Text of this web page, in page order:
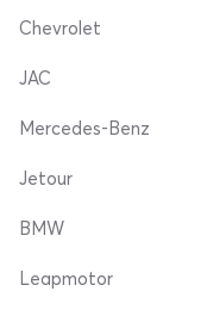
Chevrolet
JAC
Mercedes-Benz
Jetour
BMW
Leapmotor